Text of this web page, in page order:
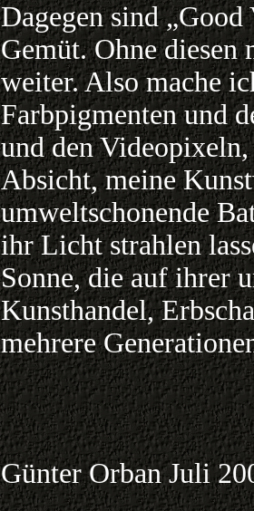
Dagegen sind
Gemüt. Ohne diesen
weiter. Also mache
Farbpigmenten und
und den
Absicht, meine
umweltschonende
ihr Licht strahlen
Sonne, die auf ihrer
Kunsthandel,
mehrere
Günter Orban Juli